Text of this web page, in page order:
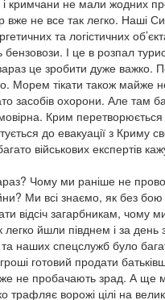
кримчани не мали жодних
вже не все так легко. Наші
та логістичних
І це в розпал
це зробити дуже важко.
Морем тікати також майже
засобів охорони. Але там
Крим
до евакуації з Криму
військових експертів
Чому ми раніше не
Ми всі знаємо, як без
відсіч загарбникам, чому
йшли півднем і за
наших спецслужб було
готовий продати
не пробачають зрад. А ще
трафляє ворожі цілі на